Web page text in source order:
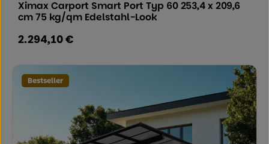
Ximax Carport Smart Port Typ 60 253,4 x 209,6
cm 75 kg/qm Edelstahl-Look
Regulärer Preis:
2.294,10 €
Bestseller